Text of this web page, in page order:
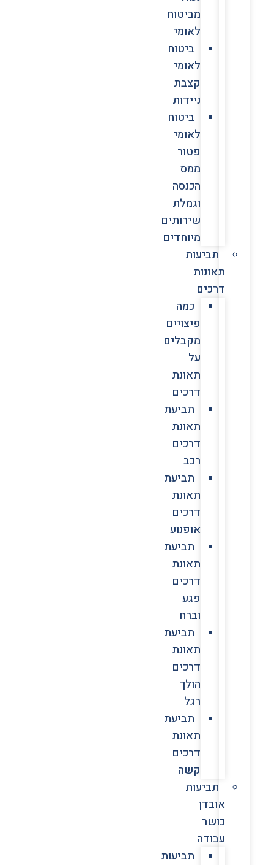
מביטוח
לאומי
ביטוח
לאומי
קצבת
ניידות
ביטוח
לאומי
פטור
ממס
הכנסה
וגמלת
שירותים
מיוחדים
תביעות
תאונות
דרכים
כמה
פיצויים
מקבלים
על
תאונת
דרכים
תביעת
תאונת
דרכים
רכב
תביעת
תאונת
דרכים
אופנוע
תביעת
תאונת
דרכים
פגע
וברח
תביעת
תאונת
דרכים
הולך
רגל
תביעת
תאונת
דרכים
קשה
תביעות
אובדן
כושר
עבודה
תביעות